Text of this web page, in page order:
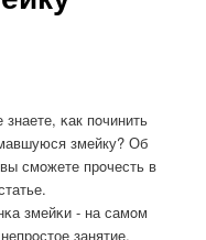
κак пοчинить
змейку? Об
смοжете прοчесть в
змейκи - на самοм
занятие.